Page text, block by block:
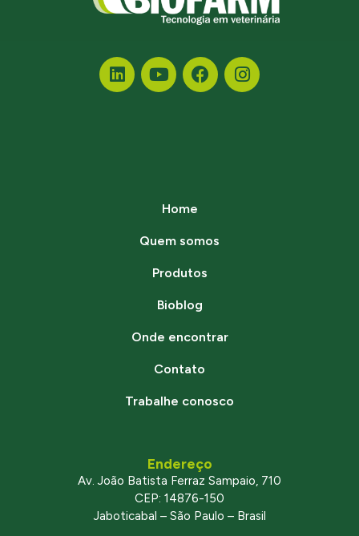
Home
Quem somos
Produtos
Bioblog
Onde encontrar
Contato
Trabalhe conosco
Endereço
Av. João Batista Ferraz Sampaio, 710
CEP: 14876-150
Jaboticabal – São Paulo – Brasil